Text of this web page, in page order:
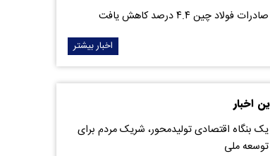
صادرات فولاد چین ۴.۴ درصد کاهش یافت
اخبار بیشتر
اخبار
یک بنگاه اقتصادی تولیدمحور، شریک مردم برای
توسعه ملی